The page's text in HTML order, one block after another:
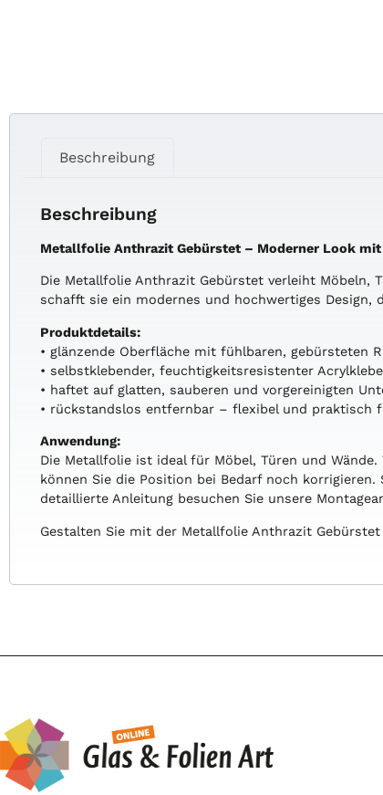
Beschreibung
Beschreibung
Metallfolie Anthrazit Gebürstet – Moderner Look
Die Metallfolie Anthrazit Gebürstet verleiht Möbeln,
schafft sie ein modernes und hochwertiges Design,
Produktdetails:
• glänzende Oberfläche mit fühlbaren, gebürsteten
• selbstklebender, feuchtigkeitsresistenter
• haftet auf glatten, sauberen und vorgereinigten
• rückstandslos entfernbar – flexibel und praktisch
Anwendung:
Die Metallfolie ist ideal für Möbel, Türen und
können Sie die Position bei Bedarf noch
detaillierte Anleitung besuchen Sie unsere
Gestalten Sie mit der Metallfolie Anthrazit